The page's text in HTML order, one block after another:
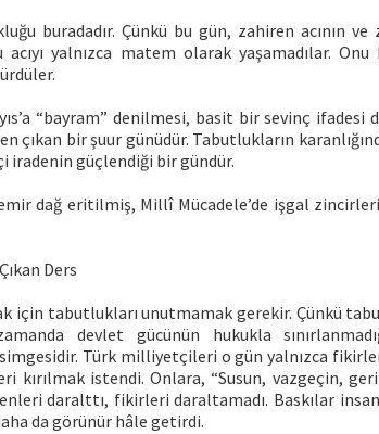
buradadır. Çünkü bu gün, zahiren acının
yalnızca matem olarak yaşamadılar.
“bayram” denilmesi, basit bir sevinç ifadesi
çıkan bir şuur günüdür. Tabutlukların
iradenin güçlendiği bir gündür.
dağ eritilmiş, Millî Mücadele’de işgal zincirleri
Ders
için tabutlukları unutmamak gerekir. Çünkü
devlet gücünün hukukla
Türk milliyetçileri o gün yalnızca
kırılmak istendi. Onlara, “Susun, vazgeçin,
daralttı, fikirleri daraltamadı. Baskılar
da görünür hâle getirdi.